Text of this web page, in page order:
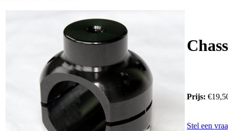
Prijs:
Stel een